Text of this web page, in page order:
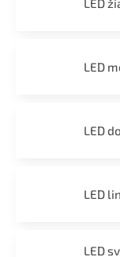
LED
LED
LED
LED
LED